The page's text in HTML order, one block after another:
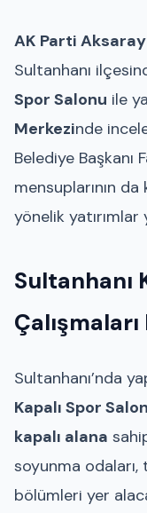
AK Parti
Sultanhanı
Spor Salonu ile
Merkezinde
Belediye Başkanı
mensuplarının
yönelik
Sultanhanı
Sultanhanı’nda
Kapalı Spor
kapalı alana
soyunma odaları,
bölümleri yer